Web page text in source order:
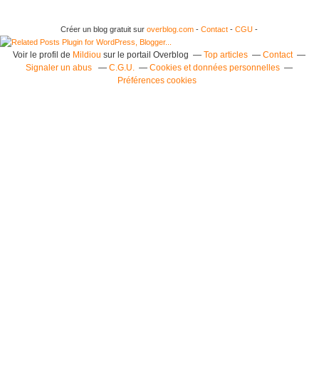
Créer un blog gratuit suroverblog.com -Contact-CGU-
Voir le profil de Mildiou sur le portail Overblog Top articles
Contact
Signaler un abus
C.G.U.
Cookies et données personnelles
Préférences cookies